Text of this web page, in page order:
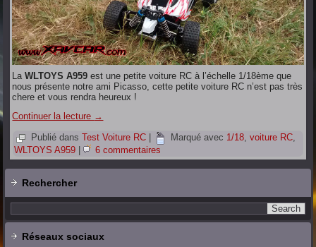
LaWLTOYS A959 est une petite voiture RC à l’échelle 1/18ème que
nous présente notre ami Picasso, cette petite voiture RC n’est pas très
chere et vous rendra heureux !
Continuer la lecture →
Publié dans Test Voiture RC Marqué avec 1/18,voiture RC,
WLTOYS A959 | 6 commentaires
Rechercher
Réseaux sociaux